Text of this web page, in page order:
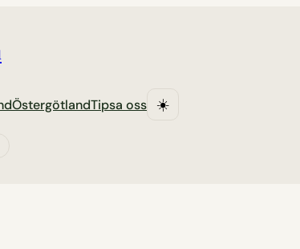
ÖstergötlandTipsa oss ☀️